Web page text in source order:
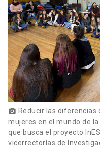
photo_camera Reducir las
mujeres en el mundo de
que busca el proyecto
vicerrectorías de